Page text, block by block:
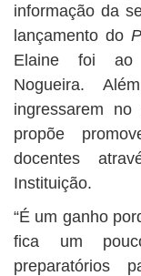
informação da
lançamento do
Elaine foi ao
Nogueira.
ingressarem
propõe
docentes
Instituição.
“É um ganho
fica um
preparatórios